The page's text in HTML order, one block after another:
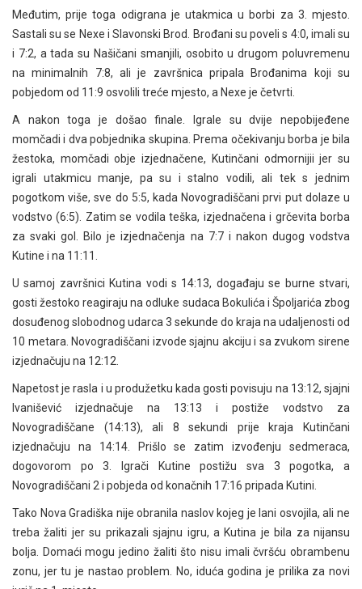
Međutim, prije toga odigrana je utakmica u borbi za 3. mjesto.
Sastali su se Nexe i Slavonski Brod. Brođani su poveli s 4:0, imali su
i 7:2, a tada su Našičani smanjili, osobito u drugom poluvremenu
na minimalnih 7:8, ali je završnica pripala Brođanima koji su
pobjedom od 11:9 osvolili treće mjesto, a Nexe je četvrti.
A nakon toga je došao finale. Igrale su dvije nepobijeđene
momčadi i dva pobjednika skupina. Prema očekivanju borba je bila
žestoka, momčadi obje izjednačene, Kutinčani odmornijii jer su
igrali utakmicu manje, pa su i stalno vodili, ali tek s jednim
pogotkom više, sve do 5:5, kada Novogradiščani prvi put dolaze u
vodstvo (6:5). Zatim se vodila teška, izjednačena i grčevita borba
za svaki gol. Bilo je izjednačenja na 7:7 i nakon dugog vodstva
Kutine i na 11:11.
U samoj završnici Kutina vodi s 14:13, događaju se burne stvari,
gosti žestoko reagiraju na odluke sudaca Bokulića i Špoljarića zbog
dosuđenog slobodnog udarca 3 sekunde do kraja na udaljenosti od
10 metara. Novogradiščani izvode sjajnu akciju i sa zvukom sirene
izjednačuju na 12:12.
Napetost je rasla i u produžetku kada gosti povisuju na 13:12, sjajni
Ivanišević izjednačuje na 13:13 i postiže vodstvo za
Novogradiščane (14:13), ali 8 sekundi prije kraja Kutinčani
izjednačuju na 14:14. Prišlo se zatim izvođenju sedmeraca,
dogovorom po 3. Igrači Kutine postižu sva 3 pogotka, a
Novogradiščani 2 i pobjeda od konačnih 17:16 pripada Kutini.
Tako Nova Gradiška nije obranila naslov kojeg je lani osvojila, ali ne
treba žaliti jer su prikazali sjajnu igru, a Kutina je bila za nijansu
bolja. Domaći mogu jedino žaliti što nisu imali čvršću obrambenu
zonu, jer tu je nastao problem. No, iduća godina je prilika za novi